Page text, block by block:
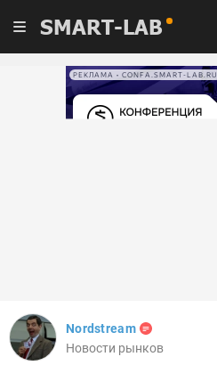
SMART-LAB
РЕКЛАМА • CONFA.SMART-LAB.RU
Nordstream
Новости рынков